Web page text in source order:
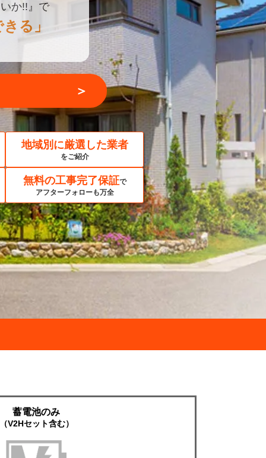
か!!』で
る」
＞
地域別に厳選した業者
をご紹介
無料の工事完了保証で
アフターフォローも万全
蓄電池のみ
V2Hセット含む）